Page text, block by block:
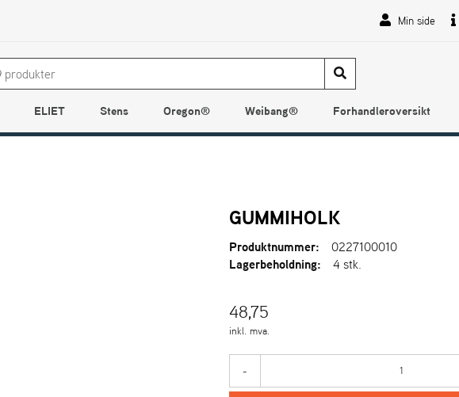
Min side
ELIET Stens Oregon® Weibang® Forhandleroversikt
GUMMIHOLK
Produktnummer:
0227100010
Lagerbeholdning:
4 stk.
48,75
inkl. mva.
-